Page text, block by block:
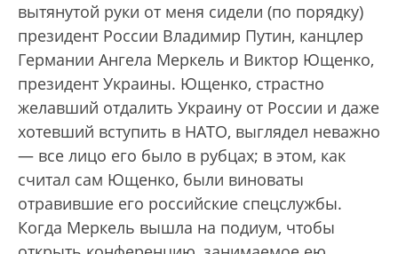
вытянутой руки от меня сидели (по порядку)
президент России Владимир Путин, канцлер
Германии Ангела Меркель и Виктор Ющенко,
президент Украины. Ющенко, страстно
желавший отдалить Украину от России и даже
хотевший вступить в НАТО, выглядел неважно
— все лицо его было в рубцах; в этом, как
считал сам Ющенко, были виноваты
отравившие его российские спецслужбы.
Когда Меркель вышла на подиум, чтобы